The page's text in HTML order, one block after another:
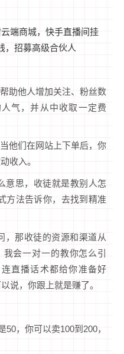
助他人增加关注、粉丝数
气，并从中收取一定费
他们在网站上下单后，你
收入。
意思，收徒就是教别人怎
方法告诉你，去找到精准
，那收徒的资源和渠道从
会一对一的教你怎么引
直播话术都给你准备好
说，你跟上就是赚了。
，你可以卖100到200，